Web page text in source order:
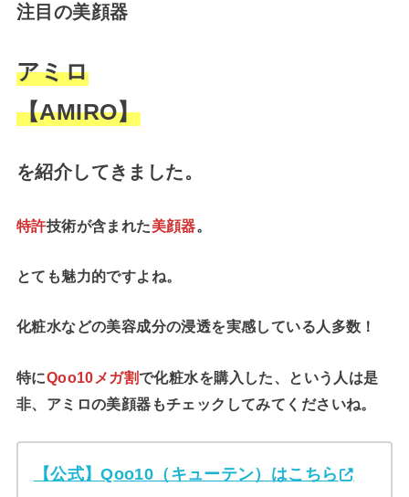
注目の美顔器
アミロ
【AMIRO】
を紹介してきました。
特許技術が含まれた美顔器。
とても魅力的ですよね。
化粧水などの美容成分の浸透を実感している人多数！
特にQoo10メガ割で化粧水を購入した、という人は是
非、アミロの美顔器もチェックしてみてくださいね。
【公式】Qoo10（キューテン） はこちら